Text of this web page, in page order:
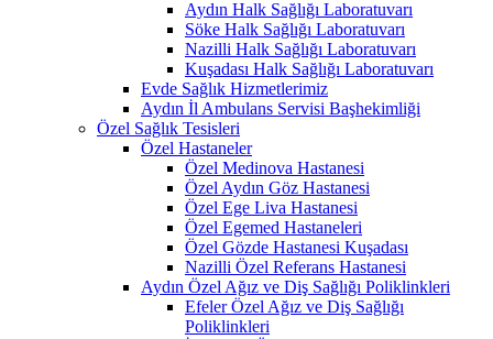
Aydın Halk Sağlığı Laboratuvarı
Söke Halk Sağlığı Laboratuvarı
Nazilli Halk Sağlığı Laboratuvarı
Kuşadası Halk Sağlığı Laboratuvarı
Evde Sağlık Hizmetlerimiz
Aydın İl Ambulans Servisi Başhekimliği
Özel Sağlık Tesisleri
Özel Hastaneler
Özel Medinova Hastanesi
Özel Aydın Göz Hastanesi
Özel Ege Liva Hastanesi
Özel Egemed Hastaneleri
Özel Gözde Hastanesi Kuşadası
Nazilli Özel Referans Hastanesi
Aydın Özel Ağız ve Diş Sağlığı Poliklinkleri
Efeler Özel Ağız ve Diş Sağlığı
Poliklinkleri